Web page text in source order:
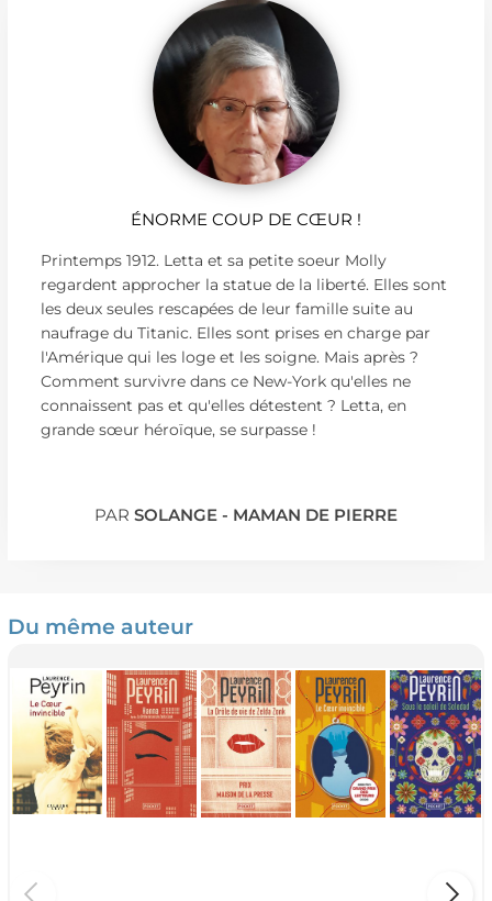
ÉNORME COUP DE CŒUR !
Printemps 1912. Letta et sa petite soeur Molly
regardent approcher la statue de la liberté. Elles sont
les deux seules rescapées de leur famille suite au
naufrage du Titanic. Elles sont prises en charge par
l'Amérique qui les loge et les soigne. Mais après ?
Comment survivre dans ce New-York qu'elles ne
connaissent pas et qu'elles détestent ? Letta, en
grande sœur héroïque, se surpasse !
PAR SOLANGE - MAMAN DE PIERRE
Du même auteur